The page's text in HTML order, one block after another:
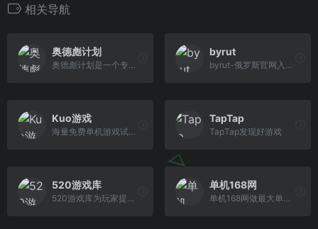
相关导航
奥德彪计划
奥德彪计划是一个专为游戏爱好者打造的在线免费PS游戏下载平台，涵盖了丰富的游戏资源和实用工具。
byrut
byrut-俄罗斯官网入口网址，俄罗斯免费游戏站，长期更新，大部分steam热门游戏都有
Kuo游戏
海量免费单机游戏试玩资源，涵盖冒险、角色扮演、模拟经营、射击、恐怖等十大热门分类。
TapTap
TapTap发现好游戏
520游戏库
520游戏库为玩家提供最新的单机游戏资源下载，游戏、攻略、单机游戏资源、汉化资源、游戏补丁。520游戏库-分享最优质的单机游戏资源下载-角色扮演-动 作冒险-休闲
单机168网
单机168网做最大单机游戏资源下载中心